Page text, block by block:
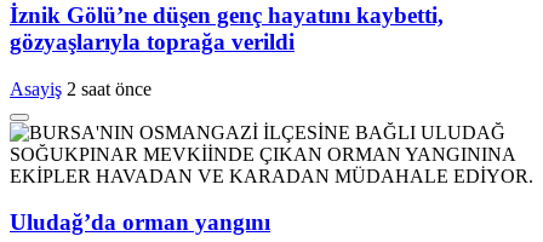
İznik Gölü’ne düşen genç hayatını kaybetti,
gözyaşlarıyla toprağa verildi
Asayiş 2 saat önce
Uludağ’da orman yangını